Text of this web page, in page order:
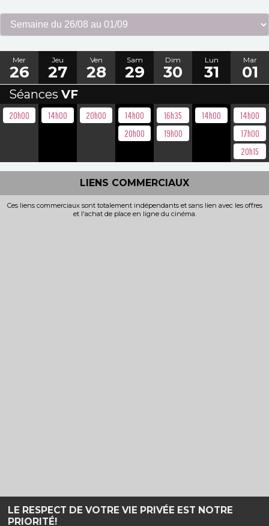
LE RESPECT DE VOTRE VIE PRIVÉE EST NOTRE
PRIORITÉ!
Mer
26
Jeu
27
Ven
28
Sam
29
Dim
30
Lun
31
Mar
01
Séances VF
20h00 14h00 20h00
14h00
20h00
16h35
19h00
14h00
14h00
17h00
20h15
LIENS COMMERCIAUX
Ces liens commerciaux sont totalement indépendants et sans lien avec les offres
et l'achat de place en ligne du cinéma.